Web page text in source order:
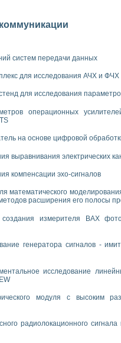
и микропроцессоры
по измерениям магнитных
Петля гистерезиса» с
и GPIB / имитатор
двигателей при пуске
автоматизированного
вольтметра
полупроводниковых и
фильтров
«радиотехнические цепи и
системе LINUX
цифрового вольтметра
систем передачи данных
для исследования АЧХ и ФЧХ
для исследования
операционных
на основе цифровой
выравнивания электрических
компенсации эхо-сигналов
математического
расширения его полосы
создания измерителя ВАХ
генератора сигналов -
исследование
модуля с высоким
радиолокационного